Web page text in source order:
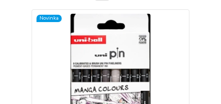
Novinka